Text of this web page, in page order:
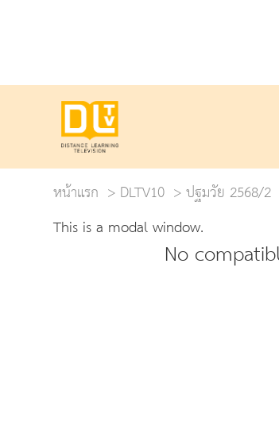
หน้าแรก
DLTV10 ปฐมวัย 2568/2
This is a modal window.
No